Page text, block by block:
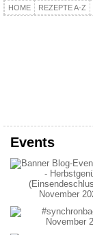
HOME REZEPTE A-Z
Events